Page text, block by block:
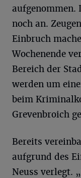
aufgenommen.
noch an.
Einbruch
Wochenende
Bereich der
werden um
beim
Grevenbroich
Bereits
aufgrund des
Neuss verlegt.